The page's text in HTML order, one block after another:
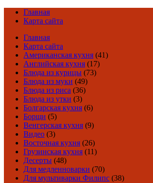
Главная
Карта сайта
Главная
Карта сайта
Американская кухня (41)
Английская кухня (17)
Блюда из курицы (73)
Блюда из муки (49)
Блюда из риса (36)
Блюда из утки (3)
Болгарская кухня (6)
Борщи (5)
Венгерская кухня (9)
Видео (3)
Восточная кухня (26)
Грузинская кухня (11)
Десерты (48)
Для медленноварки (70)
Для мультиварки Филипс (38)